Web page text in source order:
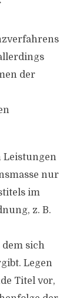
der
Leistungen
nur
im
z. B.
sich
Legen
Titel vor,